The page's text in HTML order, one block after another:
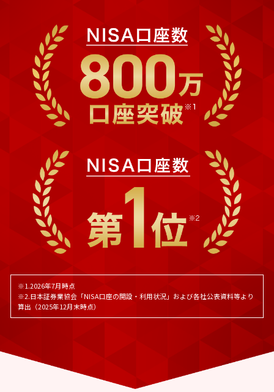
※1.2026年7月時点
※2.日本証券業協会「NISA口座の開設・利用状況」および各社公表資料等より
算出（2025年12月末時点）